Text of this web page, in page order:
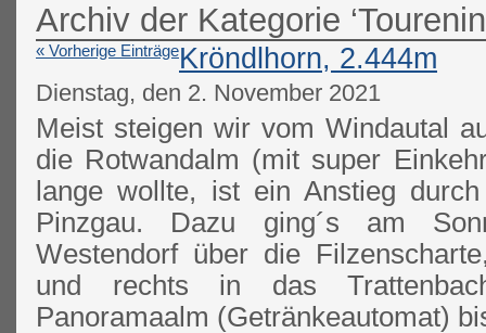
Archiv der Kategorie
« Vorherige EinträgeKröndlhorn, 2.444m
Dienstag, den 2. November 2021
Meist steigen wir vom Windautal
die Rotwandalm (mit super
lange wollte, ist ein Anstieg
Pinzgau. Dazu ging´s am
Westendorf über die
und rechts in das
Panoramaalm (Getränkeautomat)